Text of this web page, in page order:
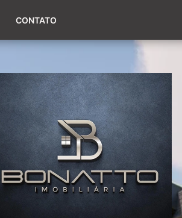
(51) 98017-9424
CONTATO